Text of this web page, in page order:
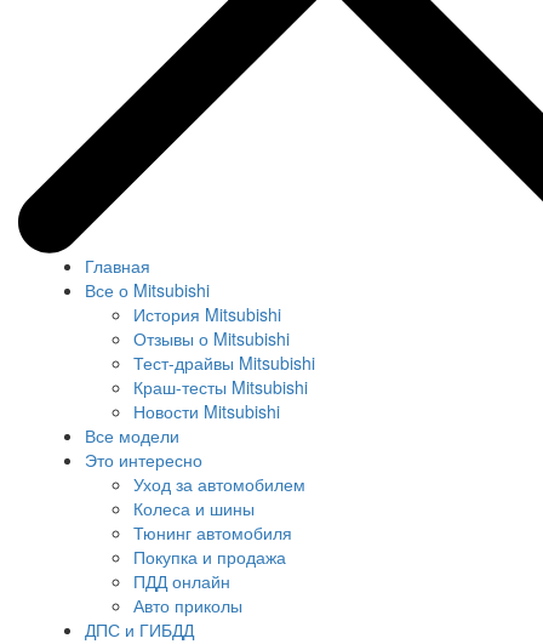
Главная
Все о Mitsubishi
История Mitsubishi
Отзывы о Mitsubishi
Тест-драйвы Mitsubishi
Краш-тесты Mitsubishi
Новости Mitsubishi
Все модели
Это интересно
Уход за автомобилем
Колеса и шины
Тюнинг автомобиля
Покупка и продажа
ПДД онлайн
Авто приколы
ДПС и ГИБДД